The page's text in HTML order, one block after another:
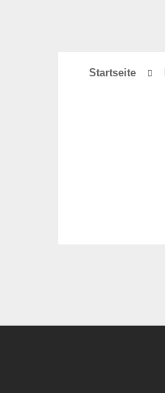
Startseite